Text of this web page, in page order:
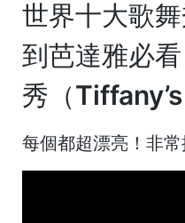
世界十大歌舞
到芭達雅必看
秀（Tiffany’s
每個都超漂亮！非